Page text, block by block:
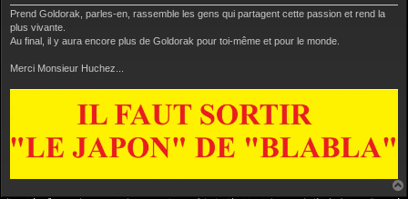
Prend Goldorak, parles-en, rassemble les gens qui partagent cette passion et rend la
plus vivante.
Au final, il y aura encore plus de Goldorak pour toi-même et pour le monde.
Merci Monsieur Huchez...